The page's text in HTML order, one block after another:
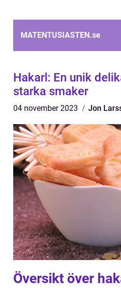
MATENTUSIASTEN.se
Hakarl: En unik
starka smaker
04 november 2023 Jon
Översikt över